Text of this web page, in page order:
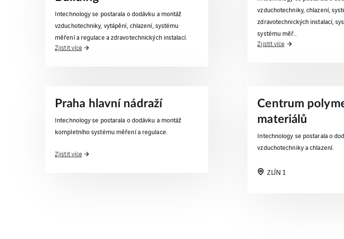
Intechnology se postarala o dodávku a montáž
vzduchotechniky, vytápění, chlazení, systému
měření a regulace a zdravotechnických instalací.
Zjistit více
vzduchotechniky, chlazení,
zdravotechnických instalací,
systému měř…
Zjistit více
Praha hlavní nádraží
Intechnology se postarala o dodávku a montáž
kompletního systému měření a regulace.
Zjistit více
Centrum
materiálů
Intechnology se postarala o
vzduchotechniky a chlazení.
ZLÍN 1